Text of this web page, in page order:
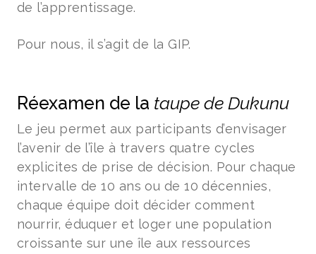
de l’apprentissage.
Pour nous, il s’agit de la GIP.
Réexamen de la taupe de Dukunu
Le jeu permet aux participants d’envisager
l’avenir de l’île à travers quatre cycles
explicites de prise de décision. Pour chaque
intervalle de 10 ans ou de 10 décennies,
chaque équipe doit décider comment
nourrir, éduquer et loger une population
croissante sur une île aux ressources